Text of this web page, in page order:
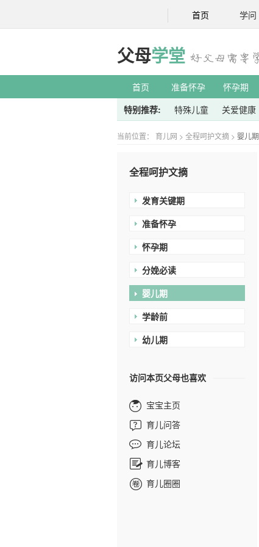
首页 学问
父母学堂
首页 准备怀孕 怀孕期
特别推荐:
特殊儿童 关爱健康
当前位置： 育儿网 > 全程呵护文摘 > 婴儿期
全程呵护文摘
发育关键期
准备怀孕
怀孕期
分娩必读
婴儿期
学龄前
幼儿期
访问本页父母也喜欢
宝宝主页
育儿问答
育儿论坛
育儿博客
育儿圈圈